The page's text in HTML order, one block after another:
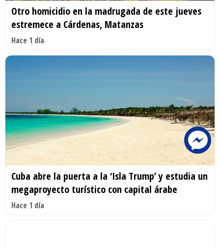
Otro homicidio en la madrugada de este jueves
estremece a Cárdenas, Matanzas
Hace 1 día
Cuba abre la puerta a la ‘Isla Trump’ y estudia un
megaproyecto turístico con capital árabe
Hace 1 día